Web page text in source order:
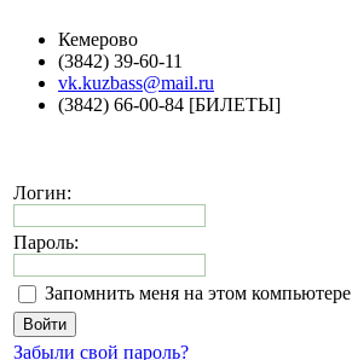
Кемерово
(3842) 39-60-11
vk.kuzbass@mail.ru
(3842) 66-00-84 [БИЛЕТЫ]
Логин:
Пароль:
Запомнить меня на этом компьютере
Забыли свой пароль?